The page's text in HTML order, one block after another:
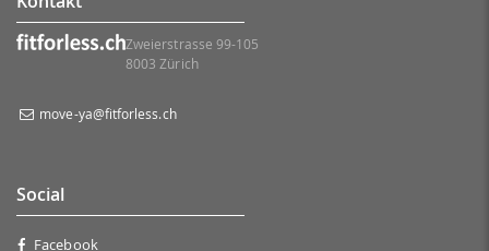
Zweierstrasse 99-105
8003 Zürich
move-ya@fitforless.ch
Social
Facebook